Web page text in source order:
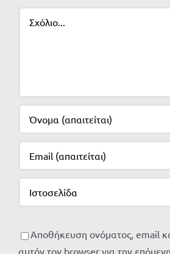
Αποθήκευση ονόματος, email
αυτόν τον browser για την